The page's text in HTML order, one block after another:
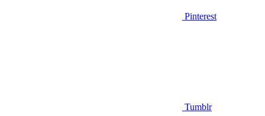
Pinterest
Tumblr